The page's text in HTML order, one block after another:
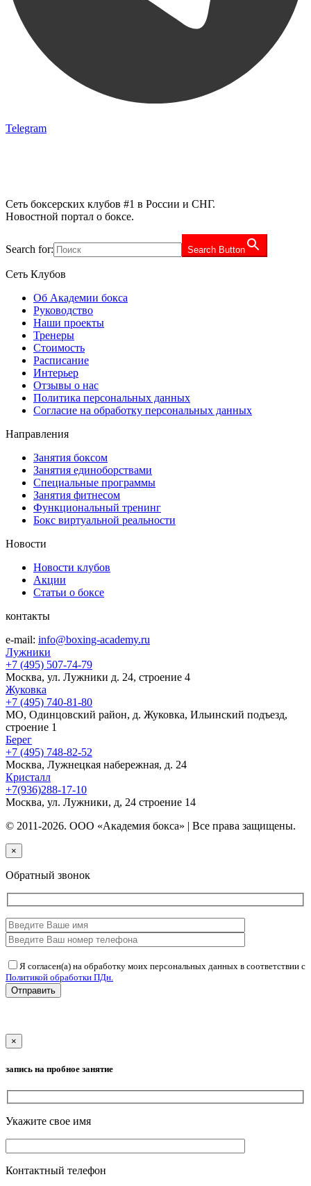
Telegram
Сеть боксерских клубов #1 в России и СНГ.
Новостной портал о боксе.
Search for: Search Button
Сеть Клубов
Об Академии бокса
Руководство
Наши проекты
Тренеры
Стоимость
Расписание
Интерьер
Отзывы о нас
Политика персональных данных
Согласие на обработку персональных данных
Направления
Занятия боксом
Занятия единоборствами
Специальные программы
Занятия фитнесом
Функциональный тренинг
Бокс виртуальной реальности
Новости
Новости клубов
Акции
Статьи о боксе
контакты
e-mail: info@boxing-academy.ru
Лужники
+7 (495) 507-74-79
Москва, ул. Лужники д. 24, строение 4
Жуковка
+7 (495) 740-81-80
МО, Одинцовский район, д. Жуковка, Ильинский подъезд,
строение 1
Берег
+7 (495) 748-82-52
Москва, Лужнецкая набережная, д. 24
Кристалл
+7(936)288-17-10
Москва, ул. Лужники, д, 24 строение 14
© 2011-2026. ООО «Академия бокса» | Все права защищены.
×
Обратный звонок
Я согласен(а) на обработку моих персональных данных в соответствии с
Политикой обработки ПДн.
Отправить
×
запись на пробное занятие
Укажите свое имя
Контактный телефон